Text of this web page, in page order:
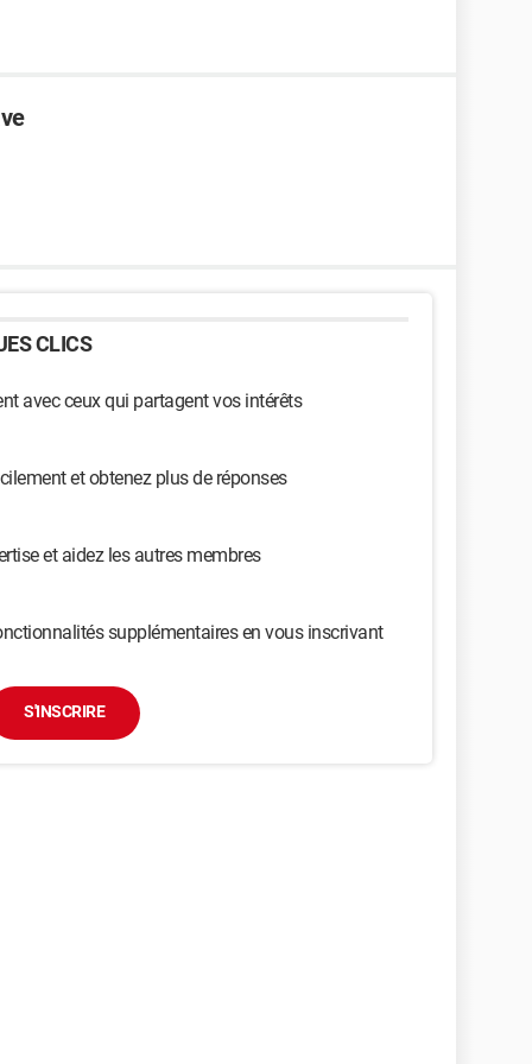
CLICS
avec ceux qui partagent vos intérêts
et obtenez plus de réponses
et aidez les autres membres
supplémentaires en vous inscrivant
S'INSCRIRE